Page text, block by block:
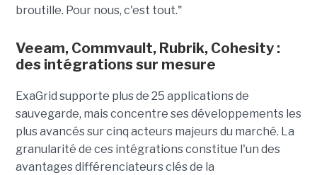
broutille. Pour nous, c'est tout."
Veeam, Commvault, Rubrik, Cohesity :
des intégrations sur mesure
ExaGrid supporte plus de 25 applications de
sauvegarde, mais concentre ses développements les
plus avancés sur cinq acteurs majeurs du marché. La
granularité de ces intégrations constitue l'un des
avantages différenciateurs clés de la